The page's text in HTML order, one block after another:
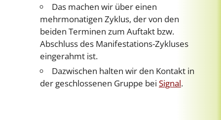
Das machen wir über einen
mehrmonatigen Zyklus, der von den
beiden Terminen zum Auftakt bzw.
Abschluss des Manifestations-Zykluses
eingerahmt ist.
Dazwischen halten wir den Kontakt in
der geschlossenen Gruppe bei Signal.